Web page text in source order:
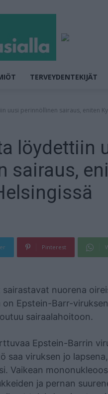
TERVEYDENTEKIJÄT
uusi perinnöllinen sairaus, eniten
löydettiin
sairaus,
Pinterest
sairastavat nuorena
Epstein-Barr-
sairaalahoitoon.
Epstein-Barrin
saa viruksen jo
Vaikean
ja pernan